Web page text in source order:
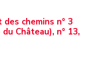
chemins n° 3
Château), n° 13,